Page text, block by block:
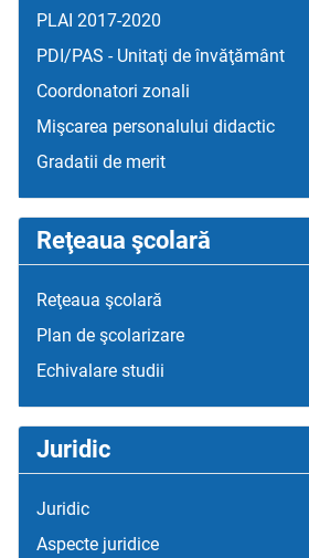
PLAI 2017-2020
PDI/PAS - Unitaţi de învăţământ
Coordonatori zonali
Mişcarea personalului didactic
Gradatii de merit
Reţeaua şcolară
Reţeaua şcolară
Plan de şcolarizare
Echivalare studii
Juridic
Juridic
Aspecte juridice